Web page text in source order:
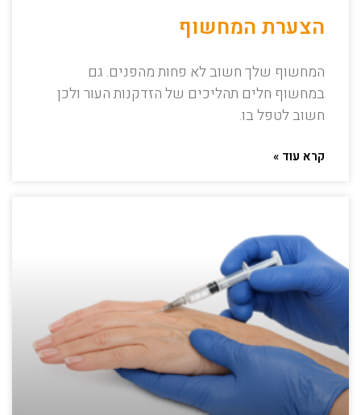
הצערת המחשוף
המחשוף שלך חשוב לא פחות מהפנים. גם
במחשוף חלים תהליכים של הזדקנות העור ולכן
חשוב לטפל בו.
קרא עוד »